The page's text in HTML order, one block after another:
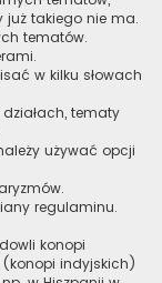
już takiego nie ma.
tematów.
w kilku słowach
tematy
używać opcji
regulaminu.
konopi
indyjskich)